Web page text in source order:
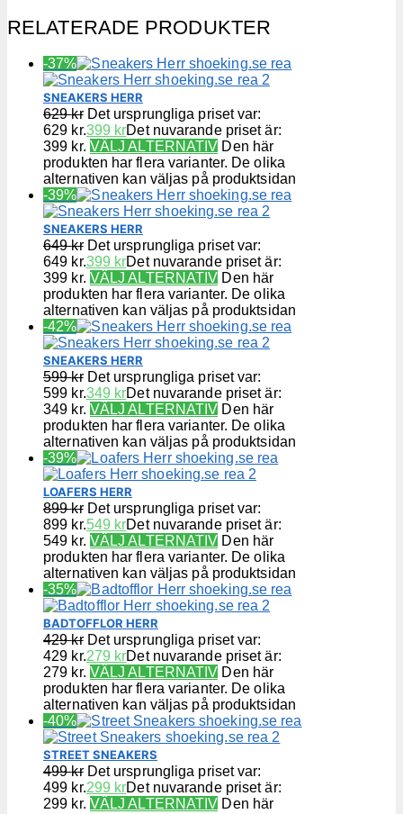
RELATERADE PRODUKTER
-37%
SNEAKERS HERR
629kr Det ursprungliga priset var:
629 kr.399 krDet nuvarande priset är:
399 kr. VÄLJ ALTERNATIV Den här
produkten har flera varianter. De olika
alternativen kan väljas på produktsidan
-39%
SNEAKERS HERR
649kr Det ursprungliga priset var:
649 kr.399 krDet nuvarande priset är:
399 kr. VÄLJ ALTERNATIV Den här
produkten har flera varianter. De olika
alternativen kan väljas på produktsidan
-42%
SNEAKERS HERR
599kr Det ursprungliga priset var:
599 kr.349 krDet nuvarande priset är:
349 kr. VÄLJ ALTERNATIV Den här
produkten har flera varianter. De olika
alternativen kan väljas på produktsidan
-39%
LOAFERS HERR
899kr Det ursprungliga priset var:
899 kr.549 krDet nuvarande priset är:
549 kr. VÄLJ ALTERNATIV Den här
produkten har flera varianter. De olika
alternativen kan väljas på produktsidan
-35%
BADTOFFLOR HERR
429kr Det ursprungliga priset var:
429 kr.279 krDet nuvarande priset är:
279 kr. VÄLJ ALTERNATIV Den här
produkten har flera varianter. De olika
alternativen kan väljas på produktsidan
-40%
STREET SNEAKERS
499kr Det ursprungliga priset var:
499 kr.299 krDet nuvarande priset är:
299 kr. VÄLJ ALTERNATIV Den här